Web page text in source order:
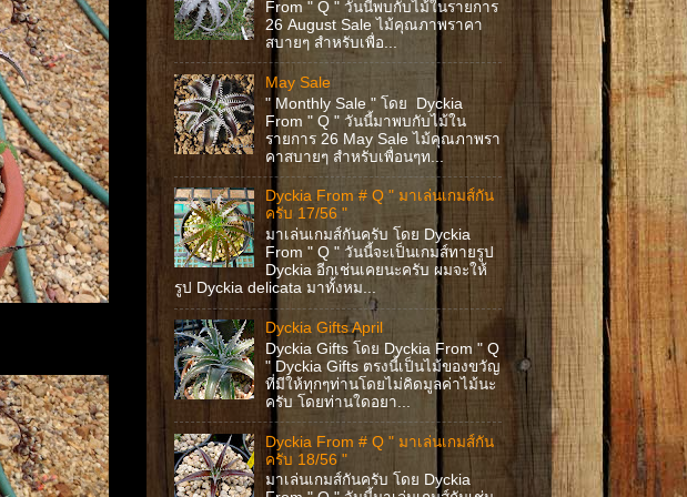
From " Q " วันนี้พบกับไม้ในรายการ
26 August Sale ไม้คุณภาพราคา
สบายๆ สำหรับเพื่อ...
May Sale
" Monthly Sale " โดย Dyckia
From " Q " วันนี้มาพบกับไม้ใน
รายการ 26 May Sale ไม้คุณภาพรา
คาสบายๆ สำหรับเพื่อนๆท...
Dyckia From # Q " มาเล่นเกมส์กัน
ครับ 17/56 "
มาเล่นเกมส์กันครับ โดย Dyckia
From " Q " วันนี้จะเป็นเกมส์ทายรูป
Dyckia อีกเช่นเคยนะครับ ผมจะให้
รูป Dyckia delicata มาทั้งหม...
Dyckia Gifts April
Dyckia Gifts โดย Dyckia From " Q
" Dyckia Gifts ตรงนี้เป็นไม้ของขวัญ
ที่มีให้ทุกๆท่านโดยไม่คิดมูลค่าไม้นะ
ครับ โดยท่านใดอยา...
Dyckia From # Q " มาเล่นเกมส์กัน
ครับ 18/56 "
มาเล่นเกมส์กันครับ โดย Dyckia